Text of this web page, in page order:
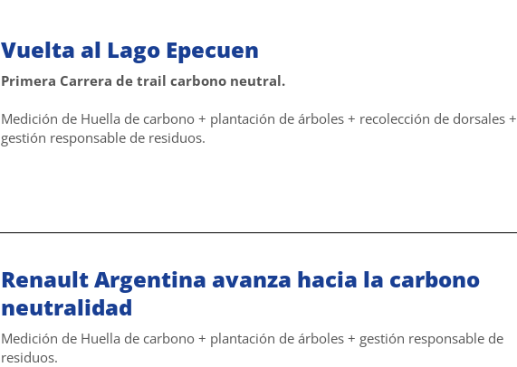
Vuelta al Lago Epecuen
Primera Carrera de trail carbono neutral.
Medición de Huella de carbono + plantación de árboles + recolección de dorsales +
gestión responsable de residuos.
Renault Argentina avanza hacia la carbono
neutralidad
Medición de Huella de carbono + plantación de árboles + gestión responsable de
residuos.